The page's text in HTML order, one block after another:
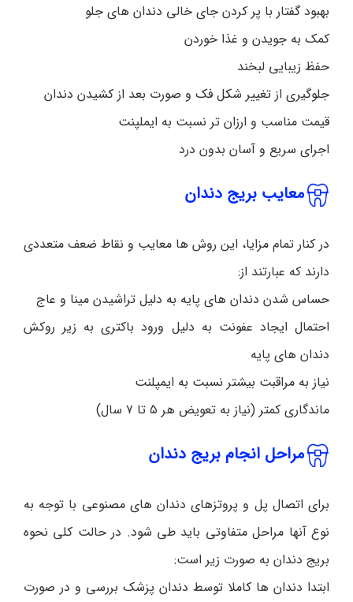
بهبود گفتار با پر کردن جای خالی دندان های جلو
کمک به جویدن و غذا خوردن
حفظ زیبایی لبخند
جلوگیری از تغییر شکل فک و صورت بعد از کشیدن دندان
قیمت مناسب و ارزان تر نسبت به ایملپنت
اجرای سریع و آسان بدون درد
معایب بریج دندان
در کنار تمام مزایا، این روش ها معایب و نقاط ضعف متعددی
دارند که عبارتند از:
حساس شدن دندان های پایه به دلیل تراشیدن مینا و عاج
احتمال ایجاد عفونت به دلیل ورود باکتری به زیر روکش
دندان های پایه
نیاز به مراقبت بیشتر نسبت به ایمپلنت
ماندگاری کمتر (نیاز به تعویض هر ۵ تا ۷ سال)
مراحل انجام بریج دندان
برای اتصال پل و پروتزهای دندان های مصنوعی با توجه به
نوع آنها مراحل متفاوتی باید طی شود. در حالت کلی نحوه
بریج دندان به صورت زیر است:
ابتدا دندان ها کاملا توسط دندان پزشک بررسی و در صورت